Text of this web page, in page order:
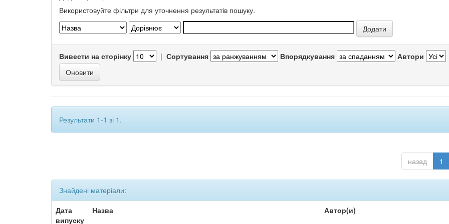
Використовуйте фільтри для уточнення результатів пошуку.
Вивести на сторінку | Сортування Впорядкування Автори
Результати 1-1 зі 1.
назад 1
Знайдені матеріали:
Дата
випуску
Назва Автор(и)